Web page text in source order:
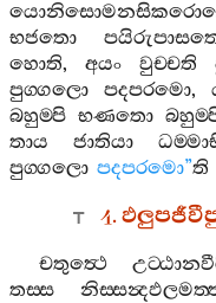
භජතො
හොති, අයං වුච‍්චති
පුග‍්ගලො
පදපරමො,
බහුම‍්පි භණතො
තාය
ජාතියා
පුග‍්ගලො පදපරමො”ති
4.
චතුත්‍ථෙ
තස‍්ස